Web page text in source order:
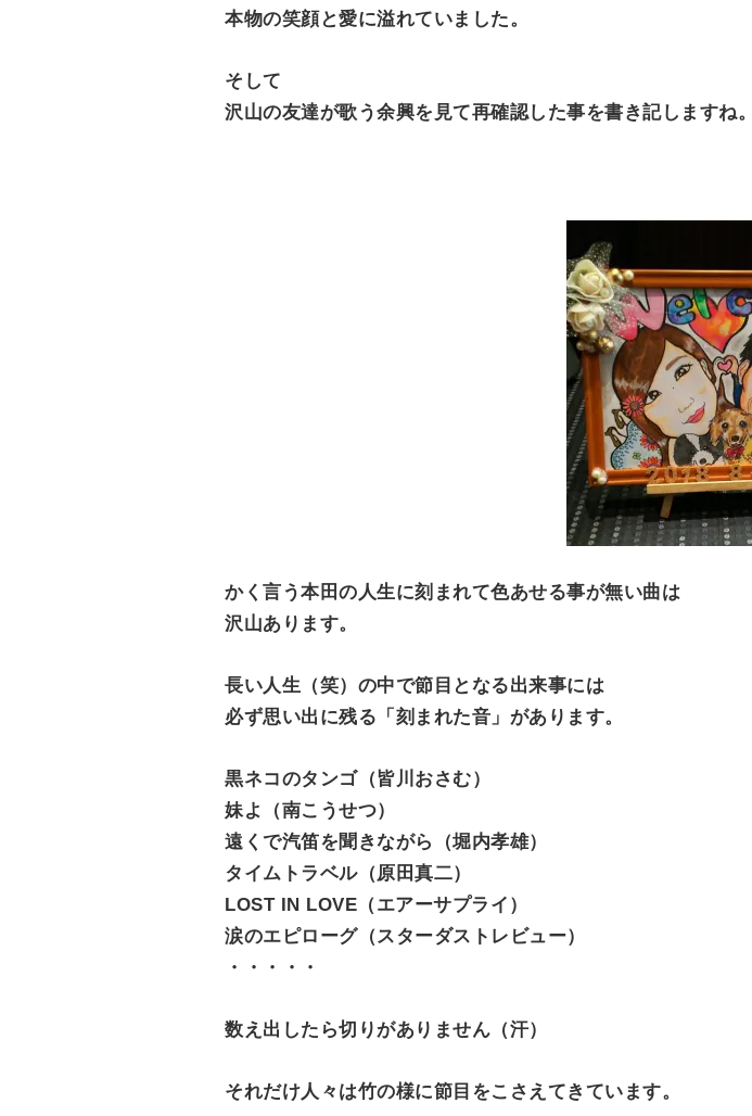
本物の笑顔と愛に溢れていました。
そして
沢山の友達が歌う余興を見て再確認した事を書き記しますね。
かく言う本田の人生に刻まれて色あせる事が無い曲は
沢山あります。
長い人生（笑）の中で節目となる出来事には
必ず思い出に残る「刻まれた音」があります。
黒ネコのタンゴ（皆川おさむ）
妹よ（南こうせつ）
遠くで汽笛を聞きながら（堀内孝雄）
タイムトラベル（原田真二）
LOST IN LOVE（エアーサプライ）
涙のエピローグ（スターダストレビュー）
・・・・・
数え出したら切りがありません（汗）
それだけ人々は竹の様に節目をこさえてきています。